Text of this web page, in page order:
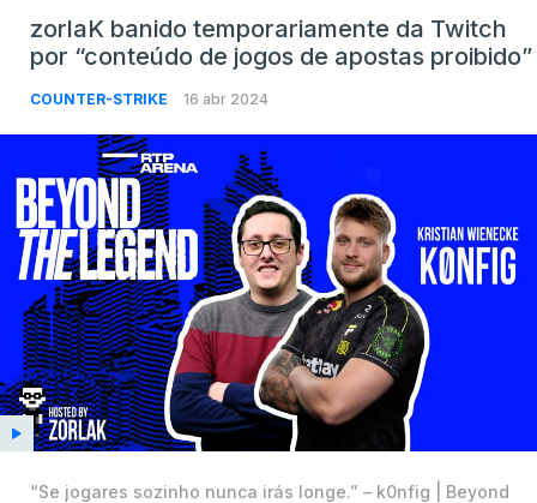
zorlaK banido temporariamente da Twitch
por “conteúdo de jogos de apostas proibido”
COUNTER-STRIKE 16 abr 2024
“Se jogares sozinho nunca irás longe.” – k0nfig | Beyond